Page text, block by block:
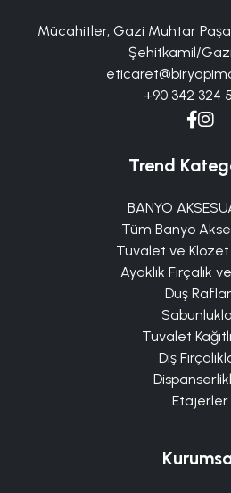
Mücahitler, Gazi Muhtar Paşa
Şehitkamil/
+90 342 324
Trend
BANYO
Tüm Banyo
Tuvalet ve Klozet
Ayaklık Fırçalık
Duş
Tuvalet
Diş
Etajerler